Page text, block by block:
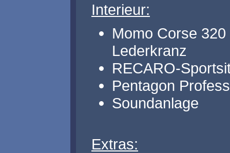
Interieur:
Momo Corse
Lederkranz
RECARO-
Pentagon
Soundanlage
Extras: